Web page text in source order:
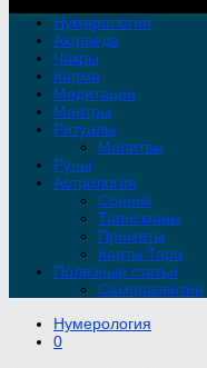
Нумерология
Аюрведа
Чакры
Карма
Медитации
Мантры
Ритуалы
Молитвы
Руны
Астрология
Сонник
Талисманы
Приметы
Карты Таро
Полезные статьи
Саморазвитие
Нумерология
0